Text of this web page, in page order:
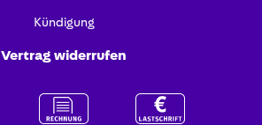
Kündigung
Vertrag widerrufen